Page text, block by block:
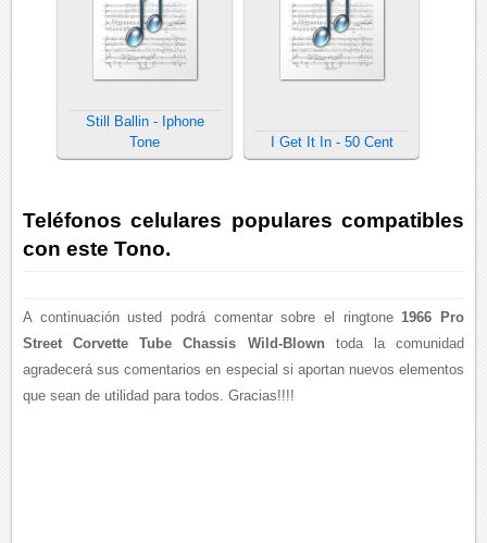
Still Ballin - Iphone
Tone
I Get It In - 50 Cent
Teléfonos celulares populares compatibles
con este Tono.
A continuación usted podrá comentar sobre el ringtone1966 Pro
Street Corvette Tube Chassis Wild-Blown toda la comunidad
agradecerá sus comentarios en especial si aportan nuevos elementos
que sean de utilidad para todos. Gracias!!!!